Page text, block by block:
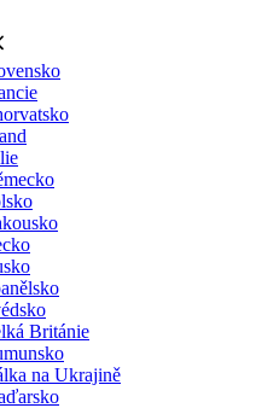
Británie
na Ukrajině